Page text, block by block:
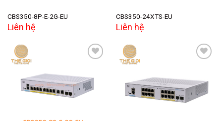
CBS350-8P-E-2G-EU
Liên hệ
CBS350-24XTS-EU
Liên hệ
Add to
wishlist
Add to
wishlist